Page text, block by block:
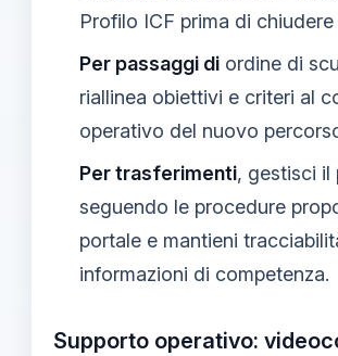
Profilo ICF prima di chiudere
Per passaggi di ordine di
riallinea obiettivi e criteri al
operativo del nuovo
Per trasferimenti, gestisci il
seguendo le procedure
portale e mantieni
informazioni di competenza.
Supporto operativo: